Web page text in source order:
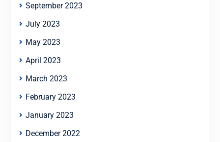
September 2023
July 2023
May 2023
April 2023
March 2023
February 2023
January 2023
December 2022